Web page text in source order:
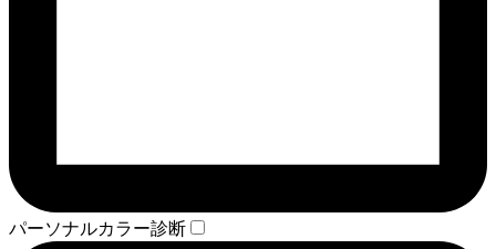
パーソナルカラー診断